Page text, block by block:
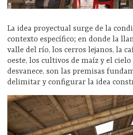
La idea proyectual surge de la
contexto específico; en donde la
valle del río, los cerros lejanos, la
oeste, los cultivos de maíz y el cielo
desvanece, son las premisas
delimitar y configurar la idea